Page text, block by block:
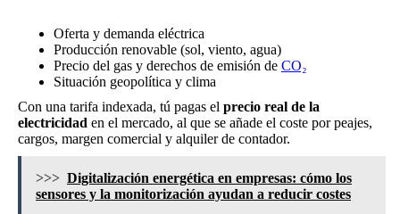
Oferta y demanda eléctrica
Producción renovable (sol, viento, agua)
Precio del gas y derechos de emisión de CO₂
Situación geopolítica y clima
Con una tarifa indexada, tú pagas el precio real de la
electricidad en el mercado, al que se añade el coste por peajes,
cargos, margen comercial y alquiler de contador.
>>> Digitalización energética en empresas: cómo los
sensores y la monitorización ayudan a reducir costes